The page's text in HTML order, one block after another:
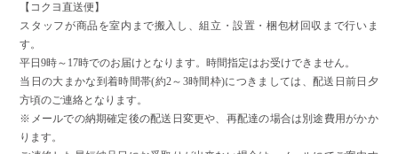
【コクヨ直送便】
スタッフが商品を室内まで搬入し、組立・設置・梱包材回収まで行いま
す。
平日9時～17時でのお届けとなります。時間指定はお受けできません。
当日の大まかな到着時間帯(約2～3時間枠)につきましては、配送日前日夕
方頃のご連絡となります。
※メールでの納期確定後の配送日変更や、再配達の場合は別途費用がかか
ります。